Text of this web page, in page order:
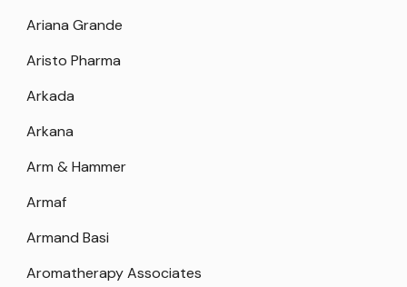
Ariana Grande
Aristo Pharma
Arkada
Arkana
Arm & Hammer
Armaf
Armand Basi
Aromatherapy Associates